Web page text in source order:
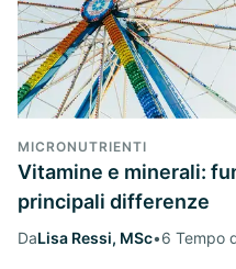
MICRONUTRIENTI
Vitamine e minerali:
principali differenze
DaLisa Ressi, MSc•6 Tempo